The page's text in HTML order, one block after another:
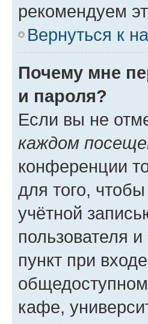
рекомендуем
Вернуться к
Почему мне
и пароля?
Если вы не
каждом
конференции
для того,
учётной
пользователя
пункт при
кафе,